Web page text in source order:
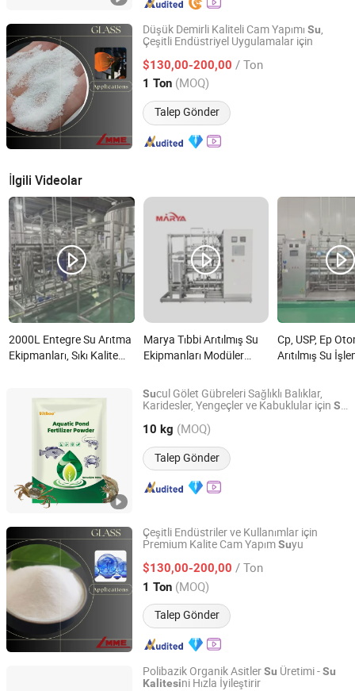
Düşük Demirli Kaliteli Cam Yapımı Su,
Çeşitli Endüstriyel Uygulamalar için
$130,00-200,00 / Ton
1 Ton (MOQ)
Talep Gönder
Liaoning Metals and Minerals Enterprise Co., Ltd.
Liaoning, China Fiyat 2025
İlgili Videolar
2000L Entegre Su Arıtma
Ekipmanları, Sıkı Kalite
Kullanır nedir?
Marya Tıbbi Arıtılmış Su
Ekipmanları Modüler
Boru Çevrimiçi Su Kalitesi
İzleme Sistemi nedir?
Cp, USP, Ep
Arıtılmış Su
Kalitesi İzleme
Sucul Gölet Gübreleri Sağlıklı Balıklar,
Karidesler, Yengeçler ve Kabuklular için Su
10 kg (MOQ)
Talep Gönder
Zhengzhou Chinese Veterinary Import & Export Trade Co.,
Henan, China Fiyat 2023
Çeşitli Endüstriler ve Kullanımlar için
Premium Kalite Cam YapımSuyu
$130,00-200,00 / Ton
1 Ton (MOQ)
Talep Gönder
Liaoning Metals and Minerals Enterprise Co., Ltd.
Liaoning, China Fiyat 2025
Polibazik Organik AsitlerSu Üretimi -Su
Kalitesini Hızla İyileştirir